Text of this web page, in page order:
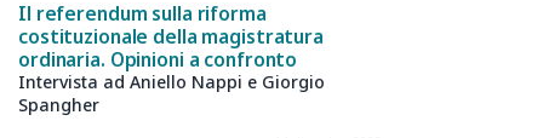
Il referendum sulla riforma
costituzionale della magistratura
ordinaria. Opinioni a confronto
Intervista ad Aniello Nappi e Giorgio
Spangher